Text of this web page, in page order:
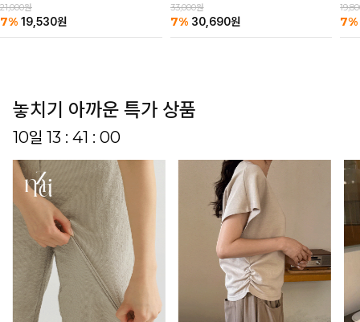
21,000원
7% 19,530원
33,000원
7% 30,690원 7%
놓치기 아까운 특가 상품
10일 13 : 40 : 56